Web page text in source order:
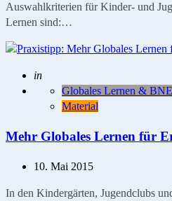
Auswahlkriterien für Kinder- und
Lernen sind:…
Geschrieben
in
Globales Lernen & BNE
Material
Mehr Globales Lernen für
10. Mai 2015
In den Kindergärten, Jugendclubs